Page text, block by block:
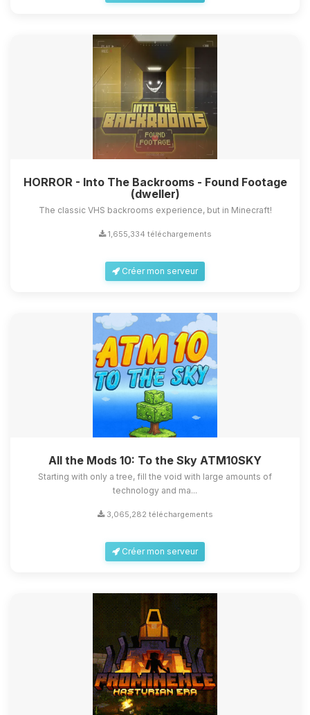
HORROR - Into The Backrooms - Found Footage
(dweller)
The classic VHS backrooms experience, but in Minecraft!
1,655,334 téléchargements
Créer mon serveur
All the Mods 10: To the Sky ATM10SKY
Starting with only a tree, fill the void with large amounts of
technology and ma...
3,065,282 téléchargements
Créer mon serveur